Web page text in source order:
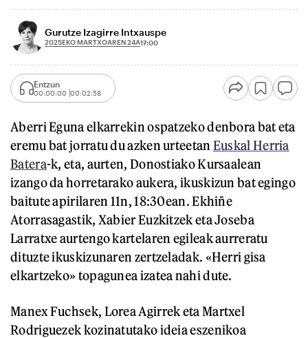
Gurutze Izagirre Intxauspe
2025EKO MARTXOAREN 24A17:00
Entzun
00:00:00 00:02:58
Aberri Eguna elkarrekin ospatzeko denbora bat eta
eremu bat jorratu du azken urteetan Euskal Herria
Batera-k, eta, aurten, Donostiako Kursaalean
izango da horretarako aukera, ikuskizun bat egingo
baitute apirilaren 11n, 18:30ean. Ekhiñe
Atorrasagastik, Xabier Euzkitzek eta Joseba
Larratxe aurtengo kartelaren egileak aurreratu
dituzte ikuskizunaren zertzeladak. «Herri gisa
elkartzeko» topagunea izatea nahi dute.
Manex Fuchsek, Lorea Agirrek eta Martxel
Rodriguezek kozinatutako ideia eszenikoa